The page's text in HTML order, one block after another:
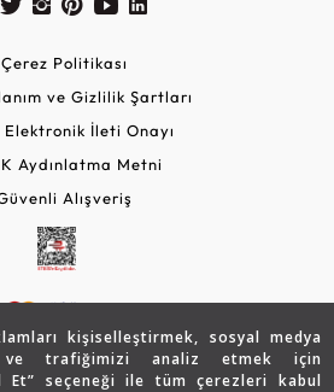
kişiselleştirmek, sosyal medya
ve trafiğimizi analiz etmek için
Et” seçeneği ile tüm çerezleri kabul
Çerez Politikası
ve Gizlilik Şartları
İleti Onayı
Aydınlatma Metni
Alışveriş